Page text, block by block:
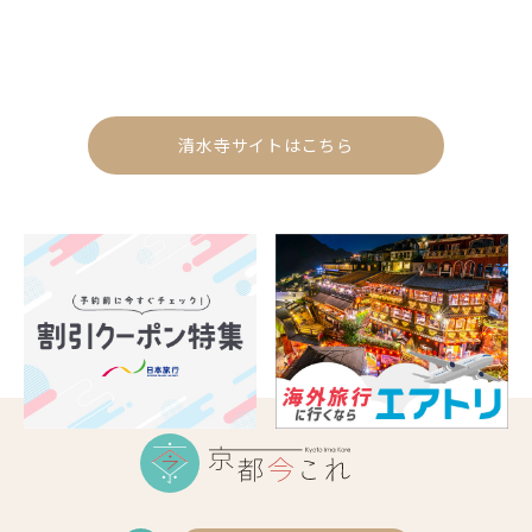
清水寺サイトはこちら